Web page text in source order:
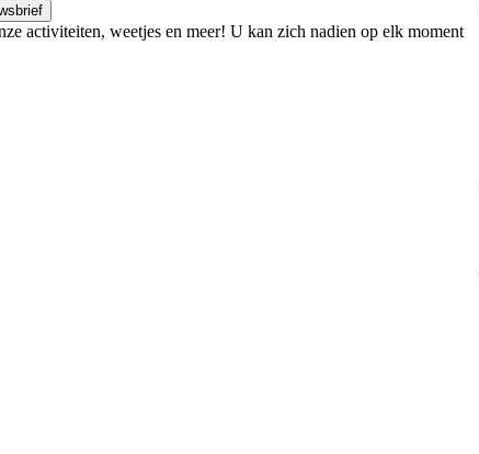
activiteiten, weetjes en meer! U kan zich nadien op elk moment